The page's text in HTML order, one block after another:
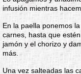
infusión mientras
En la paella ponemos
carnes, hasta que
jamón y el chorizo y
más.
Una vez salteadas las